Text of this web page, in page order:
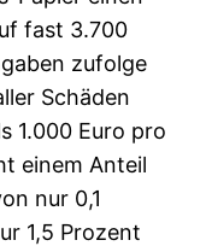
fast 3.700
zufolge
Schäden
1.000 Euro pro
einem Anteil
nur 0,1
1,5 Prozent